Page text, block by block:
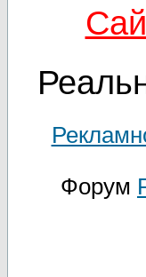
Форум